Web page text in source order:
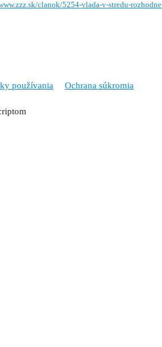
clanok/5254-vlada-v-stredu-
používania Ochrana súkromia